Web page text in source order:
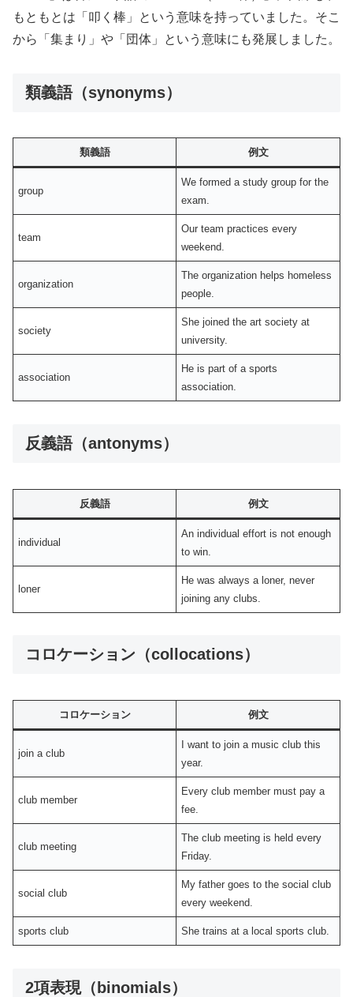
もともとは「叩く棒」という意味を持っていました。そこ
から「集まり」や「団体」という意味にも発展しました。
類義語（synonyms）
類義語 例文
group
We formed a study group for the
exam.
team
Our team practices every
weekend.
organization
The organization helps homeless
people.
society
She joined the art society at
university.
association
He is part of a sports
association.
反義語（antonyms）
反義語 例文
individual
An individual effort is not enough
to win.
loner
He was always a loner, never
joining any clubs.
コロケーション（collocations）
コロケーション 例文
join a club
I want to join a music club this
year.
club member
Every club member must pay a
fee.
club meeting
The club meeting is held every
Friday.
social club
My father goes to the social club
every weekend.
sports club She trains at a local sports club.
2項表現（binomials）